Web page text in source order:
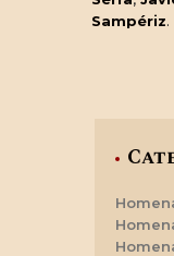
Sampériz.